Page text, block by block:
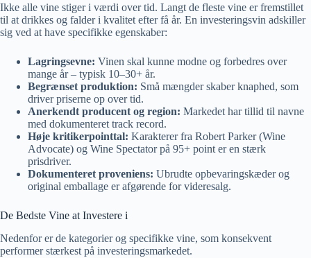
Ikke alle vine stiger i værdi over tid. Langt de fleste vine er fremstillet
til at drikkes og falder i kvalitet efter få år. En investeringsvin adskiller
sig ved at have specifikke egenskaber:
Lagringsevne: Vinen skal kunne modne og forbedres over
mange år – typisk 10–30+ år.
Begrænset produktion: Små mængder skaber knaphed, som
driver priserne op over tid.
Anerkendt producent og region: Markedet har tillid til navne
med dokumenteret track record.
Høje kritikerpointtal: Karakterer fra Robert Parker (Wine
Advocate) og Wine Spectator på 95+ point er en stærk
prisdriver.
Dokumenteret proveniens: Ubrudte opbevaringskæder og
original emballage er afgørende for videresalg.
De Bedste Vine at Investere i
Nedenfor er de kategorier og specifikke vine, som konsekvent
performer stærkest på investeringsmarkedet.